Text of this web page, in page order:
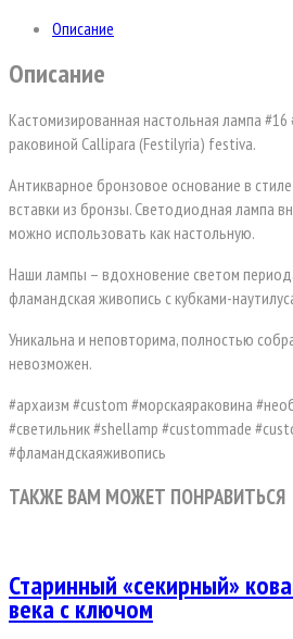
Описание
Описание
Кастомизированная настольная лампа
раковиной Callipara (Festilyria) festiva.
Антикварное бронзовое основание в
вставки из бронзы. Светодиодная лампа
можно использовать как настольную.
Наши лампы – вдохновение светом
фламандская живопись с кубками-
Уникальна и неповторима, полностью
невозможен.
#архаизм #custom #морскаяраковина
#светильник #shellamp #custommade
#фламандскаяживопись
ТАКЖЕ ВАМ МОЖЕТ ПОНРАВИТЬСЯ
Старинный «секирный»
века с ключом